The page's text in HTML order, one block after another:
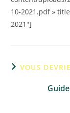
10-2021.pdf »
2021″]
VOUS